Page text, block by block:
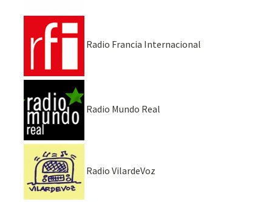
Radio Francia Internacional
Radio Mundo Real
Radio VilardeVoz